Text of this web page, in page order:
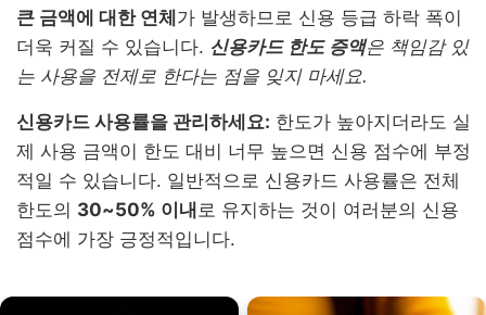
큰 금액에 대한 연체가 발생하므로 신용 등급 하락 폭이
더욱 커질 수 있습니다. 신용카드 한도 증액은 책임감 있
는 사용을 전제로 한다는 점을 잊지 마세요.
신용카드 사용률을 관리하세요: 한도가 높아지더라도 실
제 사용 금액이 한도 대비 너무 높으면 신용 점수에 부정
적일 수 있습니다. 일반적으로 신용카드 사용률은 전체
한도의 30~50% 이내 로 유지하는 것이 여러분의 신용
점수에 가장 긍정적입니다.